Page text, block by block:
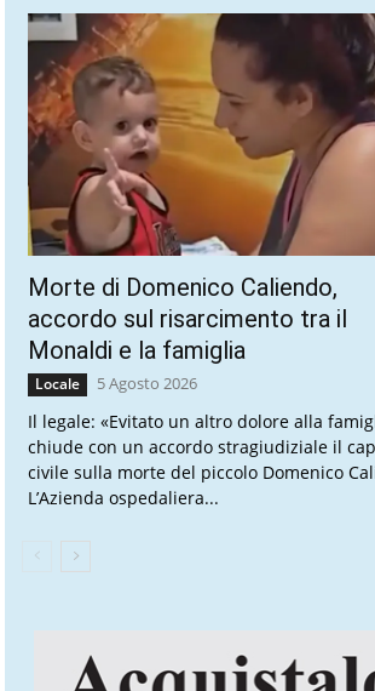
Morte di Domenico Caliendo,
accordo sul risarcimento tra il
Monaldi e la famiglia
Locale 5 Agosto 2026
Il legale: «Evitato un altro dolore alla
chiude con un accordo stragiudiziale il
civile sulla morte del piccolo Domenico
L’Azienda ospedaliera...